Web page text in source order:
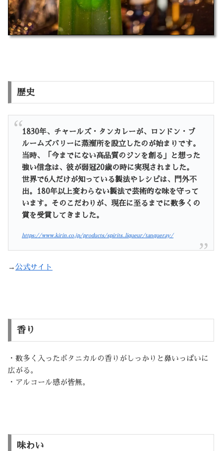
歴史
1830年、チャールズ・タンカレーが、ロンドン・ブ
ルームズバリーに蒸溜所を設立したのが始まりです。
当時、「今までにない高品質のジンを創る」と想った
強い信念は、彼が弱冠20歳の時に実現されました。
世界で6人だけが知っている製法やレシピは、門外不
出。180年以上変わらない製法で芸術的な味を守って
います。そのこだわりが、現在に至るまでに数多くの
賞を受賞してきました。
https://www.kirin.co.jp/products/spirits_liqueur/tanqueray/
→ 公式サイト
香り
・数多く入ったボタニカルの香りがしっかりと鼻いっぱいに
広がる。
・アルコール感が皆無。
味わい